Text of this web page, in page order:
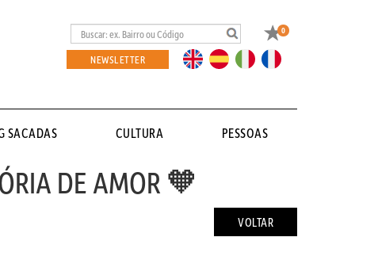
Favoritos
0
NEWSLETTER EN ES IT FR
SACADAS CULTURA PESSOAS
DE AMOR 🧡
VOLTAR